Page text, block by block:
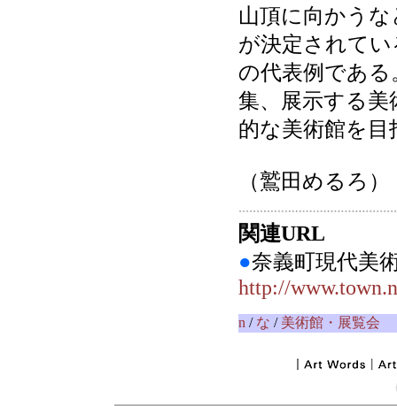
山頂に向かう
が決定されて
の代表例であ
集、展示する美
的な美術館を
（鷲田めるろ）
関連URL
●奈義町現代
http://
n / な / 美術館・展覧会